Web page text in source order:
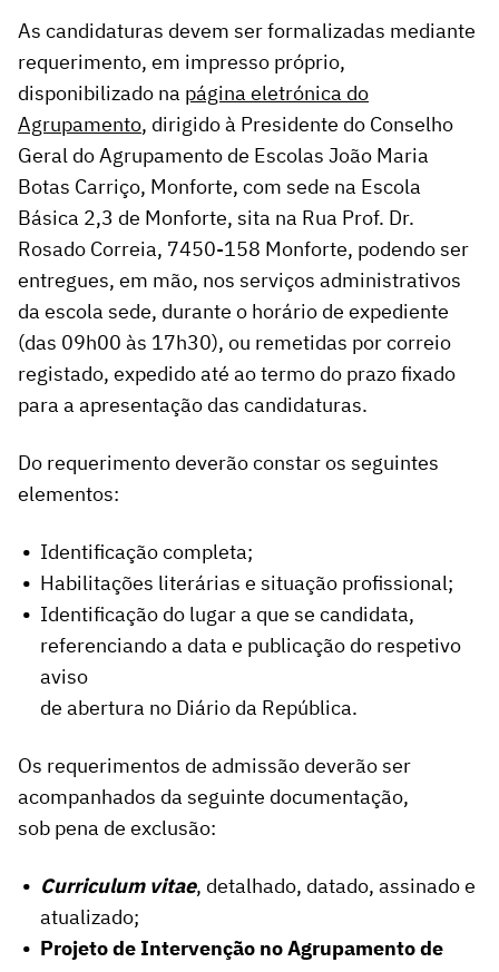
As candidaturas devem ser formalizadas mediante
requerimento, em impresso próprio,
disponibilizado na página eletrónica do
Agrupamento, dirigido à Presidente do Conselho
Geral do Agrupamento de Escolas João Maria
Botas Carriço, Monforte, com sede na Escola
Básica 2,3 de Monforte, sita na Rua Prof. Dr.
Rosado Correia, 7450-158 Monforte, podendo ser
entregues, em mão, nos serviços administrativos
da escola sede, durante o horário de expediente
(das 09h00 às 17h30), ou remetidas por correio
registado, expedido até ao termo do prazo fixado
para a apresentação das candidaturas.
Do requerimento deverão constar os seguintes
elementos:
Identificação completa;
Habilitações literárias e situação profissional;
Identificação do lugar a que se candidata,
referenciando a data e publicação do respetivo
aviso
de abertura no Diário da República.
Os requerimentos de admissão deverão ser
acompanhados da seguinte documentação,
sob pena de exclusão:
Curriculum vitae, detalhado, datado, assinado e
atualizado;
Projeto de Intervenção no Agrupamento de